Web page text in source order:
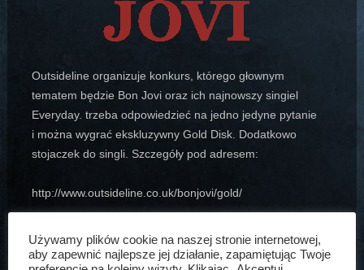
Outsideline organizuje konkurs, którego głownym
tematem będzie Bon Jovi oraz ich najnowszy singiel
Everyday. trzeba odpowiedzieć na jedno jedyne pytanie
i można wygrać ekskluzywny Gold Disk. Dodatkowo
stojaczek do singli. Szczegóły pod adresem:
http://www.outsideline.co.uk/bonjovi/gold/
Używamy plików cookie na naszej stronie internetowej,
aby zapewnić najlepsze jej działanie, zapamiętując Twoje